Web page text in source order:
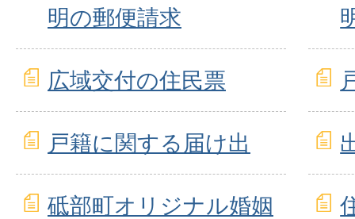
明の郵便請求
広域交付の住民票
戸籍に関する届け出
砥部町オリジナル婚姻